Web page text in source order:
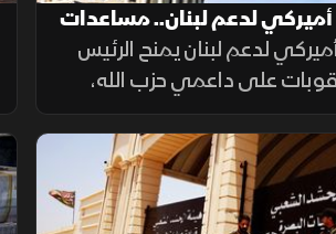
لدعم لبنان.. مساعدات
لدعم لبنان يمنح الرئيس
على داعمي حزب الله،
المساعدات بتقدم بيروت
الدولة ونزع سلاح الحزب